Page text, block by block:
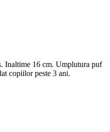
Inaltime 16 cm. Umplutura puf
copiilor peste 3 ani.